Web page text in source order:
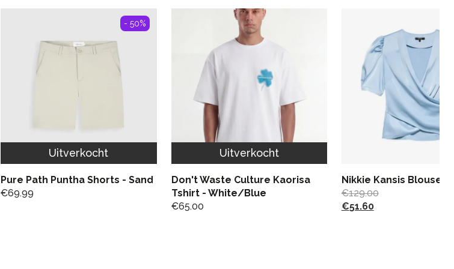
Uitverkocht
- 50%
Pure Path Puntha Shorts - Sand
€69.99
Uitverkocht
Don't Waste Culture Kaorisa
Tshirt - White/Blue
€65.00
Nikkie Kansis Blouse -
€129.00
€51.60